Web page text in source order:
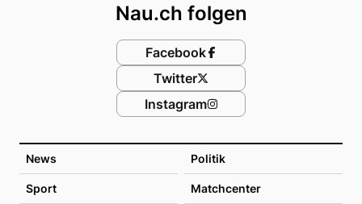
News Politik
Sport Matchcenter
Nau.ch folgen
Facebook
Twitter
Instagram